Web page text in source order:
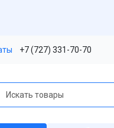
+7 (727) 331-70-70